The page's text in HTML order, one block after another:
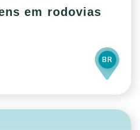
em rodovias
BR